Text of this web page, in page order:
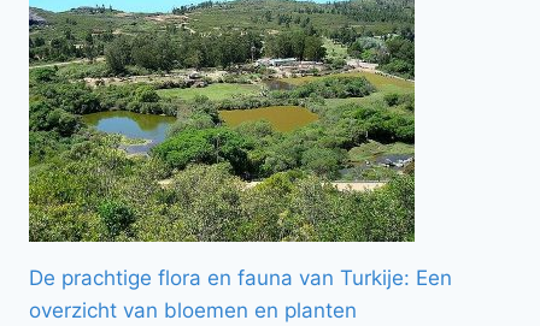
De prachtige flora en fauna van Turkije: Een
overzicht van bloemen en planten